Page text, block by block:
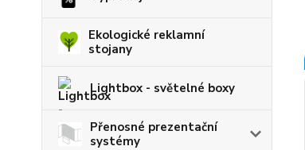
Ekologické reklamní
stojany
Lightbox - světelné boxy
Přenosné prezentační
systémy